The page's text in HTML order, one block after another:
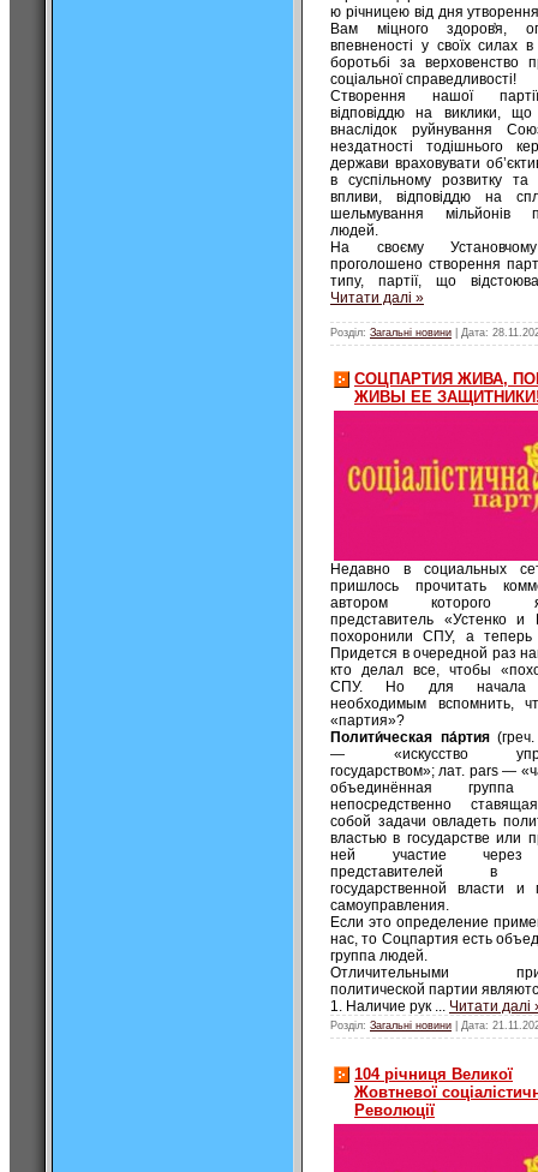
ю річницею від дня
Вам міцного здоров̕я,
впевненості у своїх силах в
боротьбі за верховенство
соціальної справедливості!
Створення нашої
відповіддю на виклики, що
внаслідок руйнування
нездатності тодішнього
держави враховувати
в суспільному розвитку та
впливи, відповіддю на
шельмування мільйонів
людей.
На своєму Установчому
проголошено створення
типу, партії, що
Читати далі »
Розділ: Загальні новини | Дата:
СОЦПАРТИЯ ЖИВА,
ЖИВЫ ЕЕ
Недавно в социальных
пришлось прочитать
автором которого
представитель «Устенко
похоронили СПУ, а теперь
Придется в очередной раз
кто делал все, чтобы
СПУ. Но для начала
необходимым вспомнить,
«партия»?
Полити́ческая па́ртия
— «искусство
государством»; лат. pars —
объединённая группа
непосредственно
собой задачи овладеть
властью в государстве или
ней участие через
представителей в
государственной власти и
самоуправления.
Если это определение
нас, то Соцпартия есть
группа людей.
Отличительными
политической партии
1. Наличие рук ... Читати далі
Розділ: Загальні новини | Дата:
104 річниця Великої
Жовтневої
Революції